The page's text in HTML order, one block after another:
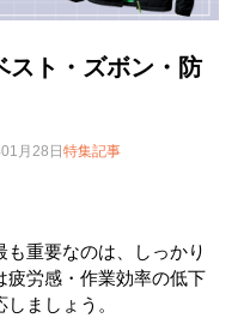
スト・ズボン・防
月28日 特集記事
重要なのは、しっかり
疲労感・作業効率の低下
ましょう。